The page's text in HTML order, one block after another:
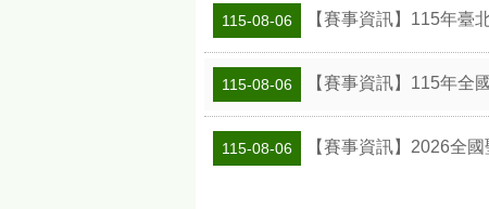
115-08-06 【賽事資訊】115年臺
115-08-06 【賽事資訊】115年全
115-08-06 【賽事資訊】2026全